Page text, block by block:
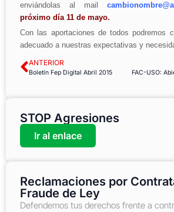
enviándolas al mail
próximo día 11 de mayo.
Con las aportaciones de todos podremos
adecuado a nuestras expectativas y
ANTERIOR
Boletín Fep Digital Abril 2015
STOP Agresiones
Ir al enlace
Reclamaciones por
Fraude de Ley
Defendemos tus derechos frente a